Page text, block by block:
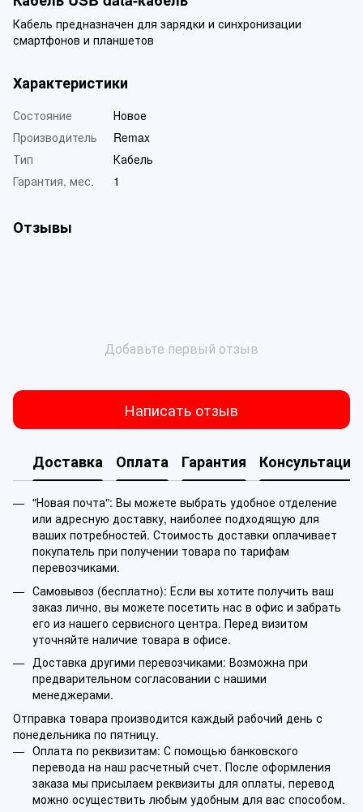
Кабель предназначен для зарядки и синхронизации
смартфонов и планшетов
Характеристики
Состояние
Новое
Производитель
Remax
Тип
Кабель
Гарантия, мес.
1
Отзывы
Добавьте первый отзыв
Написать отзыв
Доставка Оплата Гарантия Консультация
"Новая почта": Вы можете выбрать удобное отделение
или адресную доставку, наиболее подходящую для
ваших потребностей. Стоимость доставки оплачивает
покупатель при получении товара по тарифам
перевозчиками.
Самовывоз (бесплатно): Если вы хотите получить ваш
заказ лично, вы можете посетить нас в офис и забрать
его из нашего сервисного центра. Перед визитом
уточняйте наличие товара в офисе.
Доставка другими перевозчиками: Возможна при
предварительном согласовании с нашими
менеджерами.
Отправка товара производится каждый рабочий день с
понедельника по пятницу.
Оплата по реквизитам: С помощью банковского
перевода на наш расчетный счет. После оформления
заказа мы присылаем реквизиты для оплаты, перевод
можно осуществить любым удобным для вас способом.